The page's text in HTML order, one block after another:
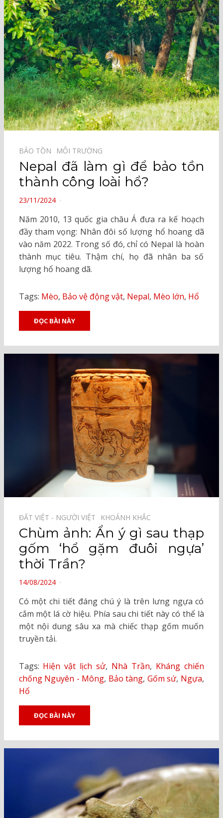
BẢO TỒN⠀ MÔI TRƯỜNG⠀
Nepal đã làm gì để bảo tồn
thành công loài hổ?
POSTED
23/11/2024
Năm 2010, 13 quốc gia châu Á đưa ra kế hoạch
đầy tham vọng: Nhân đôi số lượng hổ hoang dã
vào năm 2022. Trong số đó, chỉ có Nepal là hoàn
thành mục tiêu. Thậm chí, họ đã nhân ba số
lượng hổ hoang dã.
Tags: Mèo, Bảo vệ động vật, Nepal, Mèo lớn, Hổ
ĐỌC BÀI NÀY
ĐẤT VIỆT - NGƯỜI VIỆT⠀ KHOẢNH KHẮC⠀
Chùm ảnh: Ẩn ý gì sau thạp
gốm ‘hổ gặm đuôi ngựa’
thời Trần?
POSTED
14/08/2024
Có một chi tiết đáng chú ý là trên lưng ngựa có
cắm một lá cờ hiệu. Phía sau chi tiết này có thể là
một nội dung sâu xa mà chiếc thạp gốm muốn
truyền tải.
Tags: Hiện vật lịch sử, Nhà Trần, Kháng chiến
chống Nguyên - Mông, Bảo tàng, Gốm sứ, Ngựa,
Hổ
ĐỌC BÀI NÀY